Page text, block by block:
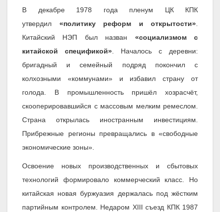
В декабре 1978 года пленум ЦК КПК
утвердил «политику реформ и открытости»
Китайский НЭП был назван «социализмом с
китайской спецификой» . Началось с деревни:
бригадный и семейный подряд покончил с
колхозными «коммунами» и избавил страну от
голода. В промышленность пришёл хозрасчёт,
скооперировавшийся с массовым мелким ремеслом.
Страна открылась иностранным инвестициям.
Прибрежные регионы превращались в «свободные
экономические зоны».
Освоение новых производственных и сбытовых
технологий формировало коммерческий класс. Но
китайская новая буржуазия держалась под жёстким
партийным контролем. Недаром XIII съезд КПК 1987